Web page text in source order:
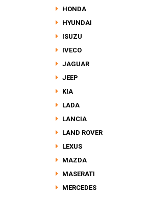
HONDA
HYUNDAI
ISUZU
IVECO
JAGUAR
JEEP
KIA
LADA
LANCIA
LAND ROVER
LEXUS
MAZDA
MASERATI
MERCEDES